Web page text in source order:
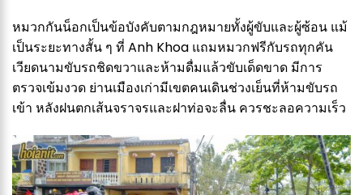
หมวกกันน็อกเป็นข้อบังคับตามกฎหมายทั้งผู้ขับและผู้ซ้อน แม้
เป็นระยะทางสั้น ๆ ที่ Anh Khoa แถมหมวกฟรีกับรถทุกคัน
เวียดนามขับรถชิดขวาและห้ามดื่มแล้วขับเด็ดขาด มีการ
ตรวจเข้มงวด ย่านเมืองเก่ามีเขตคนเดินช่วงเย็นที่ห้ามขับรถ
เข้า หลังฝนตกเส้นจราจรและฝาท่อจะลื่น ควรชะลอความเร็ว